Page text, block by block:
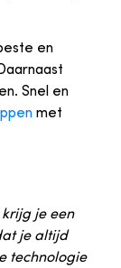
en
Snel en
met
je een
je altijd
technologie